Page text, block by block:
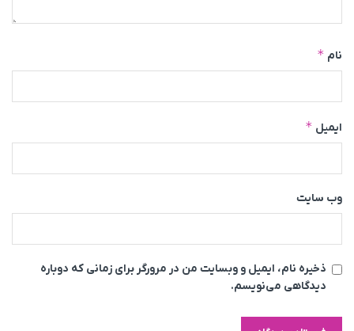
نام *
ایمیل *
وب‌ سایت
ذخیره نام، ایمیل و وبسایت من در مرورگر برای زمانی که دوباره
دیدگاهی می‌نویسم.